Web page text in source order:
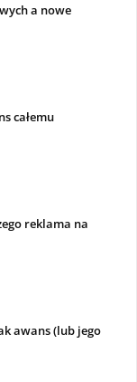
a nowe
całemu
reklama na
awans (lub jego